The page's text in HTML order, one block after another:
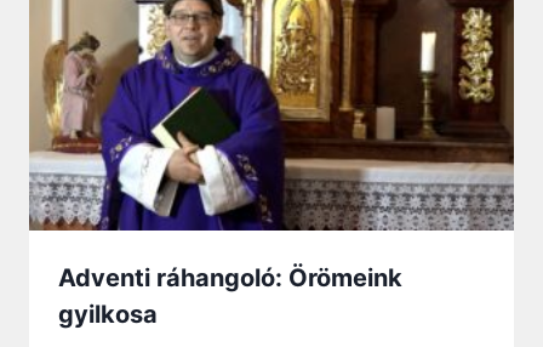
Adventi ráhangoló: Örömeink
gyilkosa